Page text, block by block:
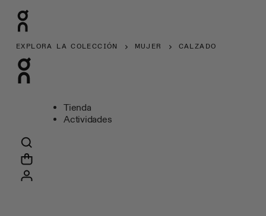
EXPLORA LA COLECCIÓN MUJER CALZADO
Tienda
Actividades